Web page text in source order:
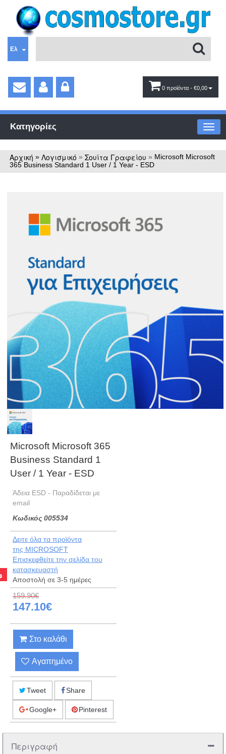
Ελ
0 προϊόντα - €0,00
Κατηγορίες
Αρχική » Λογισμικό » Σουίτα Γραφείου » Microsoft Microsoft
365 Business Standard 1 User / 1 Year - ESD
Microsoft Microsoft 365
Business Standard 1
User / 1 Year - ESD
Άδεια ESD - Παραδίδεται με
email
Kωδικός 005534
Δειτε όλα τα προϊόντα
της MICROSOFT
Eπισκεφθείτε την σελίδα του
κατασκευαστή
Αποστολή σε 3-5 ημέρες
159.90€
147.10€
Στο καλάθι
Αγαπημένο
Tweet Share
Google+ Pinterest
Περιγραφή